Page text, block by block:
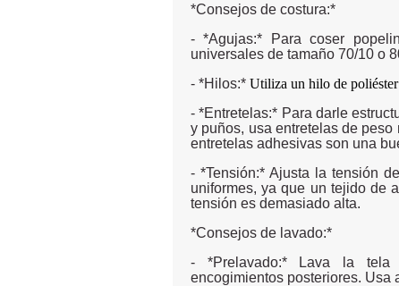
*Consejos de costura:*
- *Agujas:* Para coser
universales de tamaño 70/10 o
- *Hilos:* Utiliza un hilo de
- *Entretelas:* Para darle
y puños, usa entretelas de
entretelas adhesivas son una
- *Tensión:* Ajusta la tensión
uniformes, ya que un tejido de
tensión es demasiado alta.
*Consejos de lavado:*
- *Prelavado:* Lava la
encogimientos posteriores. Usa